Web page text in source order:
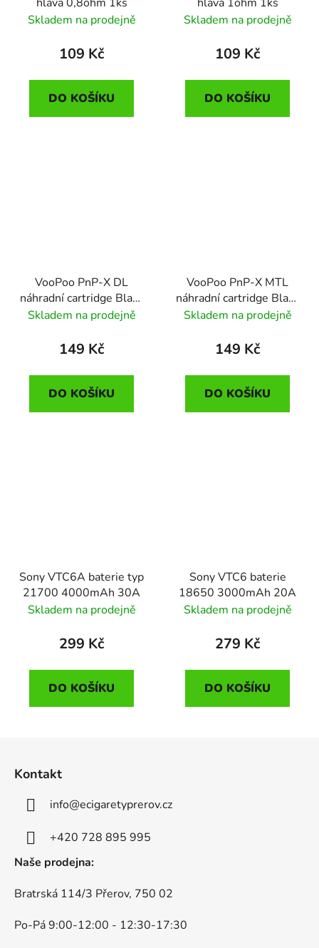
Skladem na prodejně
109 Kč
DO KOŠÍKU
Skladem na prodejně
109 Kč
DO KOŠÍKU
VooPoo PnP-X DL
náhradní cartridge Black
1ks
Skladem na prodejně
149 Kč
DO KOŠÍKU
VooPoo PnP-X MTL
náhradní cartridge Black
1ks
Skladem na prodejně
149 Kč
DO KOŠÍKU
Sony VTC6A baterie typ
21700 4000mAh 30A
Skladem na prodejně
299 Kč
DO KOŠÍKU
Sony VTC6 baterie
18650 3000mAh 20A
Skladem na prodejně
279 Kč
DO KOŠÍKU
Kontakt
info@ecigaretyprerov.cz
+420 728 895 995
Naše prodejna:
Bratrská 114/3 Přerov, 750 02
Po-Pá 9:00-12:00 - 12:30-17:30